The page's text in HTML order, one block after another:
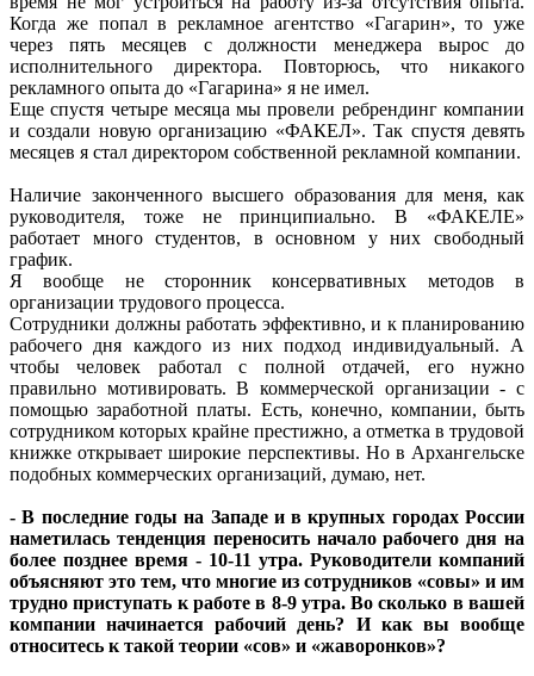
Когда же попал в рекламное агентство «Гагарин», то уже
через пять месяцев с должности менеджера вырос до
исполнительного директора. Повторюсь, что никакого
рекламного опыта до «Гагарина» я не имел.
Еще спустя четыре месяца мы провели ребрендинг компании
и создали новую организацию «ФАКЕЛ». Так спустя девять
месяцев я стал директором собственной рекламной компании.
Наличие законченного высшего образования для меня, как
руководителя, тоже не принципиально. В «ФАКЕЛЕ»
работает много студентов, в основном у них свободный
график.
Я вообще не сторонник консервативных методов в
организации трудового процесса.
Сотрудники должны работать эффективно, и к планированию
рабочего дня каждого из них подход индивидуальный. А
чтобы человек работал с полной отдачей, его нужно
правильно мотивировать. В коммерческой организации - с
помощью заработной платы. Есть, конечно, компании, быть
сотрудником которых крайне престижно, а отметка в трудовой
книжке открывает широкие перспективы. Но в Архангельске
подобных коммерческих организаций, думаю, нет.
- В последние годы на Западе и в крупных городах России
наметилась тенденция переносить начало рабочего дня на
более позднее время - 10-11 утра. Руководители компаний
объясняют это тем, что многие из сотрудников «совы» и им
трудно приступать к работе в 8-9 утра. Во сколько в вашей
компании начинается рабочий день? И как вы вообще
относитесь к такой теории «сов» и «жаворонков»?